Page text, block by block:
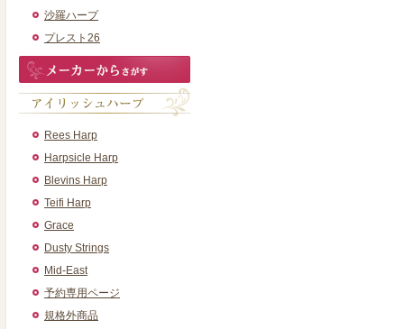
沙羅ハープ
プレスト26
Rees Harp
Harpsicle Harp
Blevins Harp
Teifi Harp
Grace
Dusty Strings
Mid-East
予約専用ページ
規格外商品